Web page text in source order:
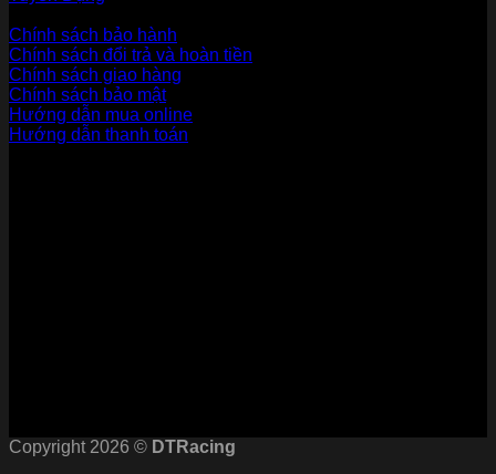
Chính sách bảo hành
Chính sách đổi trả và hoàn tiền
Chính sách giao hàng
Chính sách bảo mật
Hướng dẫn mua online
Hướng dẫn thanh toán
Copyright 2026 © DTRacing